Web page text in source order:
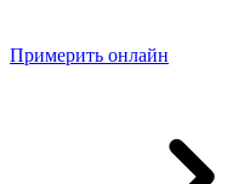
Примерить онлайн